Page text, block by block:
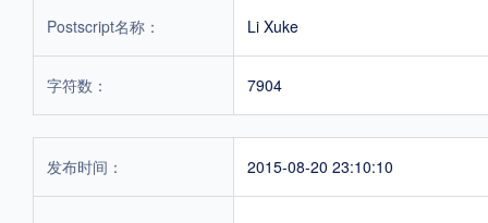
Postscript名称： Li Xuke
字符数： 7904
发布时间： 2015-08-20 23:10:10